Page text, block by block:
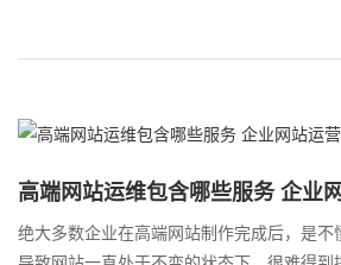
生，完美的契合了当下的市场环境。无论
都能以最合理的样式，展现在用户面前。
高端网站运维包含哪些服务 企业
工作有哪些
绝大多数企业在高端网站制作完成后，是